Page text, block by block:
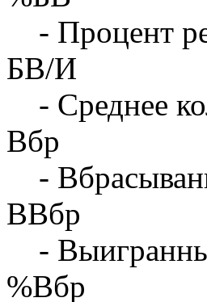
- Процент
БВ/И
- Среднее
Вбр
-
ВВбр
-
%Вбр